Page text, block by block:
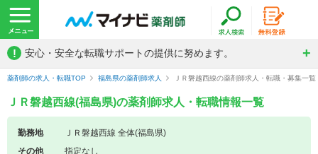
! 安心・安全な転職サポートの提供に努めます。
薬剤師の求人・転職TOP 福島県の薬剤師求人 ＪＲ磐越西線の薬剤師求人・転職・募集一覧
ＪＲ磐越西線(福島県)の薬剤師求人・転職情報一覧
勤務地
ＪＲ磐越西線 全体(福島県)
その他
指定なし